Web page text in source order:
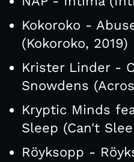
Kokoroko -
(Kokoroko, 2019)
Krister Linder -
Snowdens
Kryptic Minds
Sleep (Can't
Röyksopp -